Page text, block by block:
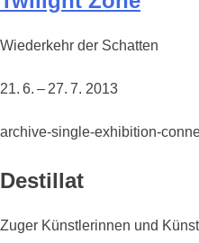
Wiederkehr der Schatten
21. 6. – 27. 7. 2013
archive-single-exhibition-
Destillat
Zuger Künstlerinnen und